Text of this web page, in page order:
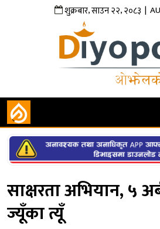
शुक्रबार,साउन२२,२०८३ |
साक्षरता अभियान, ५
ज्यूँका त्यूँ